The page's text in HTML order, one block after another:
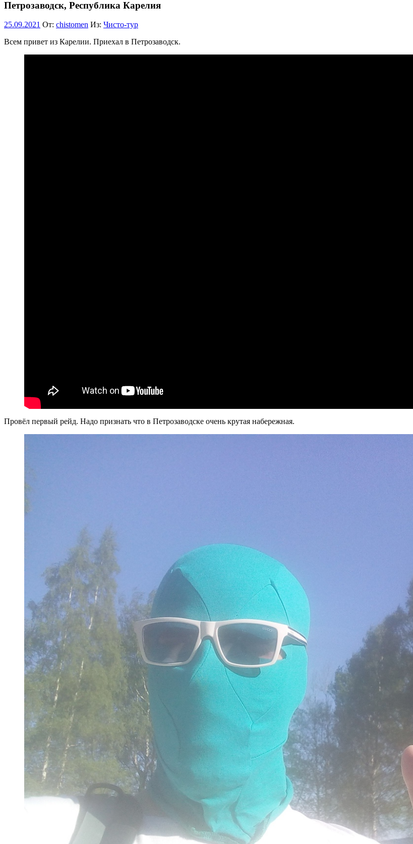
Петрозаводск, Республика Карелия
25.09.2021 От: chistomen Из: Чисто-тур
Всем привет из Карелии. Приехал в Петрозаводск.
Провёл первый рейд. Надо признать что в Петрозаводске очень крутая набережная.